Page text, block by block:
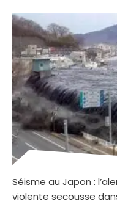
Séisme au Japon :
violente secousse